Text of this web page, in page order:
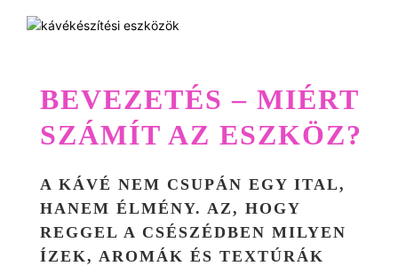
BEVEZETÉS – MIÉRT
SZÁMÍT AZ ESZKÖZ?
A KÁVÉ NEM CSUPÁN EGY ITAL,
HANEM ÉLMÉNY. AZ, HOGY
REGGEL A CSÉSZÉDBEN MILYEN
ÍZEK, AROMÁK ÉS TEXTÚRÁK